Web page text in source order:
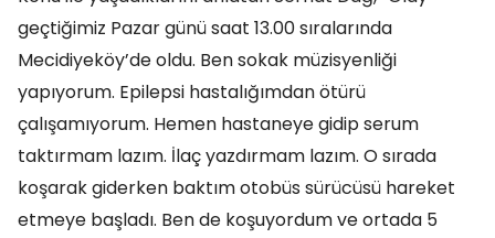
geçtiğimiz Pazar günü saat 13.00 sıralarında
Mecidiyeköy’de oldu. Ben sokak müzisyenliği
yapıyorum. Epilepsi hastalığımdan ötürü
çalışamıyorum. Hemen hastaneye gidip serum
taktırmam lazım. İlaç yazdırmam lazım. O sırada
koşarak giderken baktım otobüs sürücüsü hareket
etmeye başladı. Ben de koşuyordum ve ortada 5